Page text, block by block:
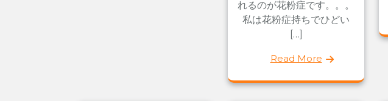
れるのが花粉症です。。。
私は花粉症持ちでひどい
[…]
Read More